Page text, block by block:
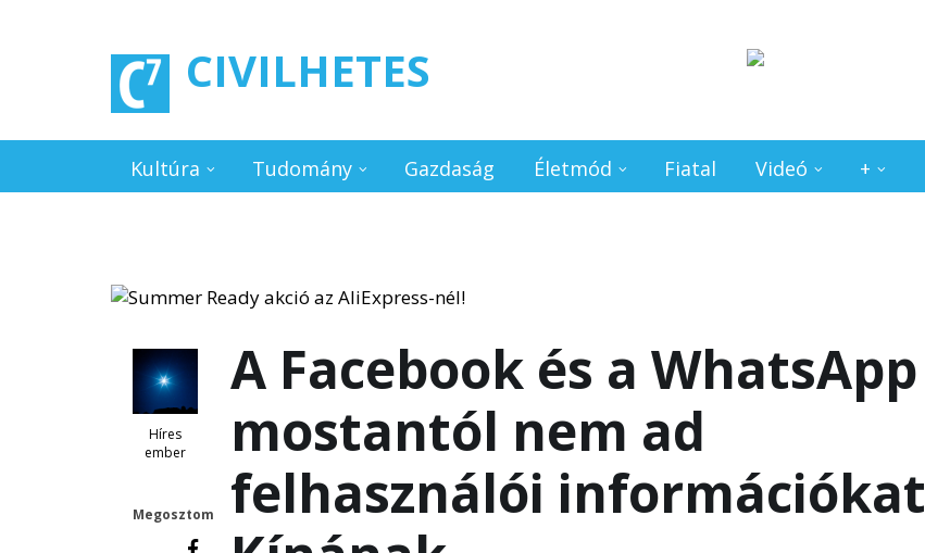
CIVILHETES
Kultúra Tudomány Gazdaság Életmód Fiatal Videó +
Híres
ember
Megosztom
A Facebook és a WhatsApp
mostantól nem ad
felhasználói információkat